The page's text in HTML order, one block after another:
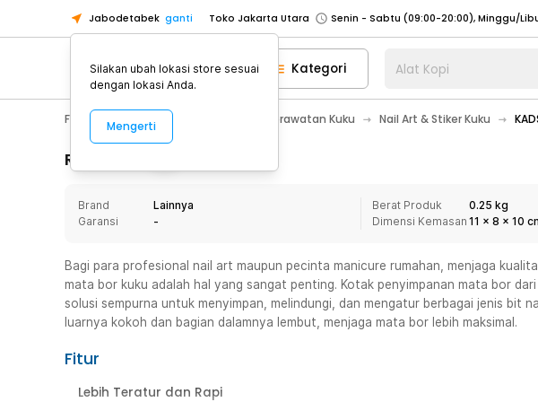
Jabodetabek ganti Toko Jakarta Utara
Toko Tangerang
Toko Cikupa
Pick n Go Jakarta Barat
Senin - Jumat (07:00 - 20:00),
Pick n Go Bekasi
Senin - Jumat (08:00 - 20:00), Sabtu -
Senin - Jumat (08:00 - 20:00), Sabtu -
Senin - Sabtu (09:00-20:00), Minggu/
Senin - Sabtu (09:00-20:00), Minggu/
Toko Tangerang
Toko Cikupa
Pick n Go Jakarta Barat
Senin - Jumat (07:00 - 20:00),
Senin - Jumat (08:00 - 20:00), Sabtu -
Kategori Alat Kopi
Fashion, Make Up & Beauty Care Perawatan Kuku Nail Art & Stiker Kuku
Rincian Produk
Brand
Lainnya
Garansi
-
Berat Produk
0.25 kg
Dimensi Kemasan 11 x 8 x 10
Bagi para profesional nail art maupun pecinta manicure rumahan, menjaga
mata bor kuku adalah hal yang sangat penting. Kotak penyimpanan mata bor dari
solusi sempurna untuk menyimpan, melindungi, dan mengatur berbagai jenis bit
luarnya kokoh dan bagian dalamnya lembut, menjaga mata bor lebih maksimal.
Fitur
Lebih Teratur dan Rapi
Silakan ubah lokasi store sesuai
dengan lokasi Anda.
Mengerti